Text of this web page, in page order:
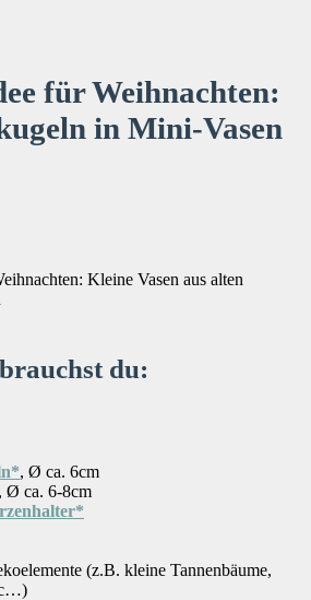
für Weihnachten:
in Mini-Vasen
du:
, Ø ca. 6cm
, Ø ca. 6-8cm
(z.B. kleine Tannenbäume,